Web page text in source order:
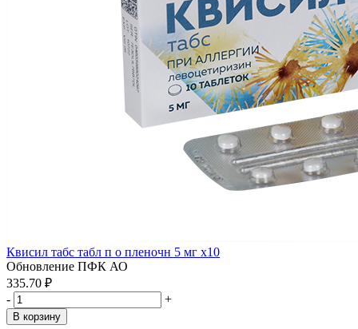
Квисил табс табл п о пленочн 5 мг x10
Обновление ПФК АО
335.70 ₽
-
+
В корзину